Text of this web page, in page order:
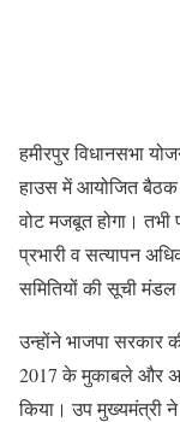
हमीरपुर विधानसभा
हाउस में आयोजित बैठक
वोट मजबूत होगा।
प्रभारी व सत्यापन
समितियों की सूची
उन्होंने भाजपा सरकार
2017 के मुकाबले और
किया। उप मुख्यमंत्री